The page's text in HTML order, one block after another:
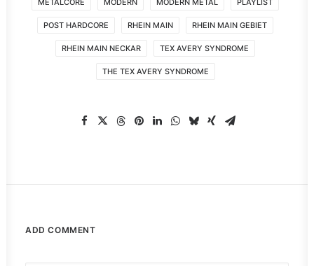
METALCORE MODERN MODERN METAL PLAYLIST
POST HARDCORE RHEIN MAIN RHEIN MAIN GEBIET
RHEIN MAIN NECKAR TEX AVERY SYNDROME
THE TEX AVERY SYNDROME
ADD COMMENT